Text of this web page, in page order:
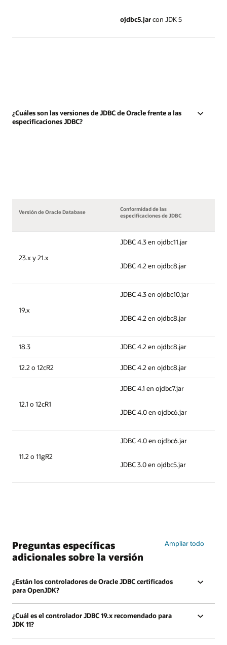
ojdbc5.jarcon JDK 5
¿Cuáles son las versiones de JDBC de Oracle frente a las
especificaciones JDBC?
Versión de Oracle Database
Conformidad de las
especificaciones de JDBC
23.x y 21.x
JDBC 4.3 en ojdbc11.jar
JDBC 4.2 en ojdbc8.jar
19.x
JDBC 4.3 en ojdbc10.jar
JDBC 4.2 en ojdbc8.jar
18.3 JDBC 4.2 en ojdbc8.jar
12.2 o 12cR2 JDBC 4.2 en ojdbc8.jar
12.1 o 12cR1
JDBC 4.1 en ojdbc7.jar
JDBC 4.0 en ojdbc6.jar
11.2 o 11gR2
JDBC 4.0 en ojdbc6.jar
JDBC 3.0 en ojdbc5.jar
Preguntas específicas
adicionales sobre la versión
Ampliar todo
¿Están los controladores de Oracle JDBC certificados
para OpenJDK?
¿Cuál es el controlador JDBC 19.x recomendado para
JDK 11?